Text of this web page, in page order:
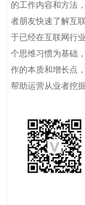
的工作内容和方法
者朋友快速了解互
于已经在互联网行
个思维习惯为基础
作的本质和增长点
帮助运营从业者挖